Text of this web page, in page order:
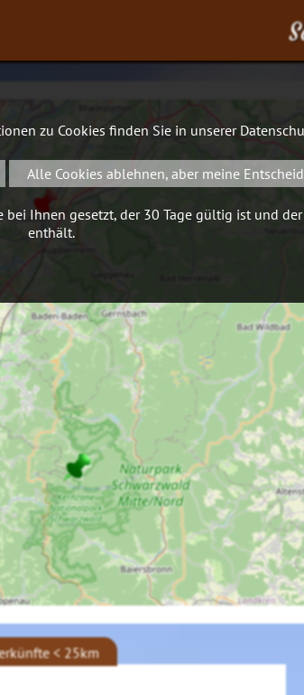
< 25km
zu Cookies finden Sie in unserer
Alle Cookies ablehnen, aber meine
Ihnen gesetzt, der 30 Tage gültig ist und
enthält.